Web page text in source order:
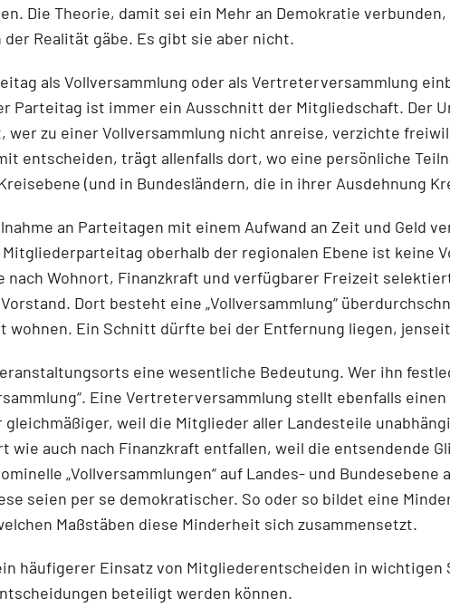
Die Theorie, damit sei ein Mehr an Demokratie
Realität gäbe. Es gibt sie aber nicht.
als Vollversammlung oder als Vertreterversammlung
Parteitag ist immer ein Ausschnitt der Mitgliedschaft. Der
wer zu einer Vollversammlung nicht anreise, verzichte
entscheiden, trägt allenfalls dort, wo eine persönliche
(und in Bundesländern, die in ihrer Ausdehnung
an Parteitagen mit einem Aufwand an Zeit und Geld
oberhalb der regionalen Ebene ist keine
Wohnort, Finanzkraft und verfügbarer Freizeit
Dort besteht eine „Vollversammlung“
wohnen. Ein Schnitt dürfte bei der Entfernung liegen,
eine wesentliche Bedeutung. Wer ihn
Eine Vertreterversammlung stellt ebenfalls
weil die Mitglieder aller Landesteile
wie auch nach Finanzkraft entfallen, weil die entsendende
„Vollversammlungen“ auf Landes- und
seien per se demokratischer. So oder so bildet eine
Maßstäben diese Minderheit sich zusammensetzt.
häufigerer Einsatz von Mitgliederentscheiden in wichtigen
beteiligt werden können.